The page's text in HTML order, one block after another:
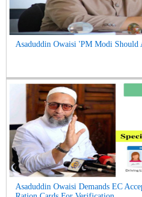
Asaduddin Owaisi 'PM Modi Should
Asaduddin Owaisi Demands EC